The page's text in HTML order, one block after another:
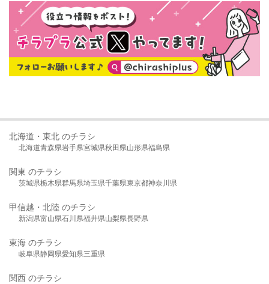
北海道・東北 のチラシ
北海道青森県岩手県宮城県秋田県山形県福島県
関東 のチラシ
茨城県栃木県群馬県埼玉県千葉県東京都神奈川県
甲信越・北陸 のチラシ
新潟県富山県石川県福井県山梨県長野県
東海 のチラシ
岐阜県静岡県愛知県三重県
関西 のチラシ